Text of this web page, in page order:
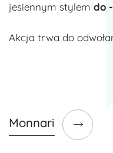
jesiennym stylem do
Akcja trwa do
Monnari